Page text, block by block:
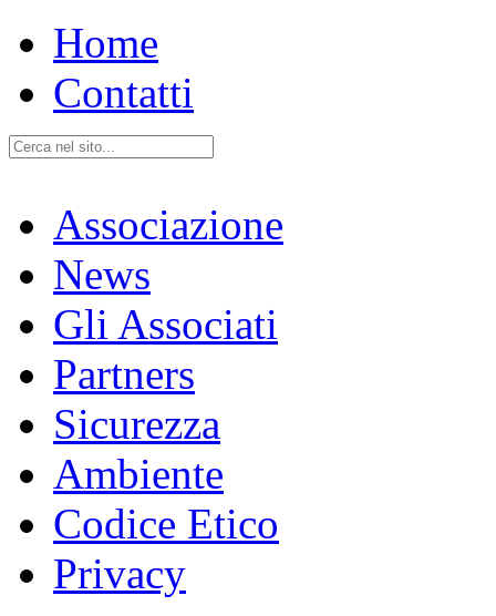
Home
Contatti
Associazione
News
Gli Associati
Partners
Sicurezza
Ambiente
Codice Etico
Privacy